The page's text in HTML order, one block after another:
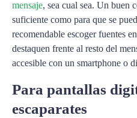
mensaje, sea cual sea. Un buen
suficiente como para que se
recomendable escoger fuentes
destaquen frente al resto del
accesible con un smartphone o
Para pantallas
escaparates